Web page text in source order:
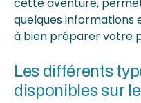
quelques informations
à bien préparer votre
Les différents
disponibles sur